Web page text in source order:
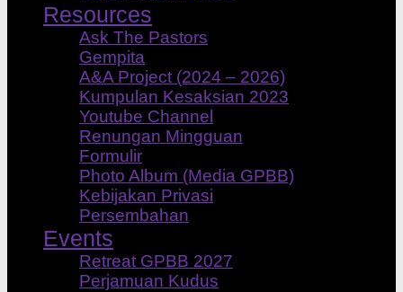
Resources
Ask The Pastors
Gempita
A&A Project (2024 – 2026)
Kumpulan Kesaksian 2023
Youtube Channel
Renungan Mingguan
Formulir
Photo Album (Media GPBB)
Kebijakan Privasi
Persembahan
Events
Retreat GPBB 2027
Perjamuan Kudus